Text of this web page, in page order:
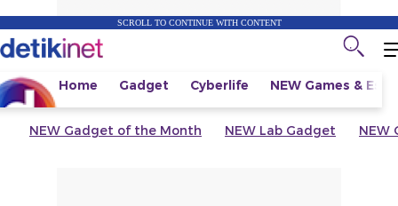
SCROLL TO CONTINUE WITH CONTENT
Home Gadget Cyberlife NEW Games &
NEW Gadget of the Month NEW Lab Gadget NEW